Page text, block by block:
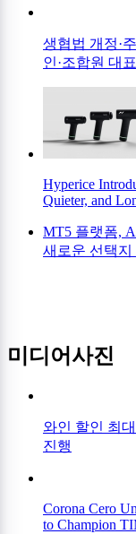
생협법 개정·
인·조합원 대
Hyperice
Quieter, and
MT5 플랫폼,
새로운 선택지
미디어사진
와인 할인 최
진행
Corona Cero
to Champion